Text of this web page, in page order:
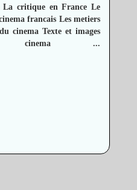
La critique en France Le
francais Les metiers
cinema Texte et images
...